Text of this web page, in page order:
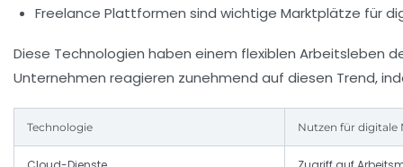
Freelance Plattformen sind wichtige Marktplätze für
Diese Technologien haben einem flexiblen Arbeitsleben
Unternehmen reagieren zunehmend auf diesen Trend,
Technologie Nutzen für digitale